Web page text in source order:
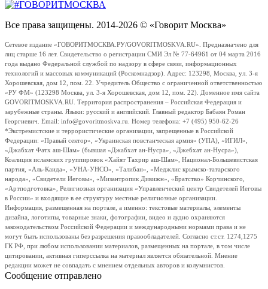
Все права защищены. 2014-2026 © «Говорит Москва»
Сетевое издание «ГОВОРИТМОСКВА.РУ/GOVORITMOSKVA.RU». Предназначено для
лиц старше 16 лет. Свидетельство о регистрации СМИ Эл № 77-64961 от 04 марта 2016
года выдано Федеральной службой по надзору в сфере связи, информационных
технологий и массовых коммуникаций (Роскомнадзор). Адрес: 123298, Москва, ул. 3-я
Хорошевская, дом 12, пом. 22. Учредитель Общество с ограниченной ответственностью
«РУ ФМ» (123298 Москва, ул. 3-я Хорошевская, дом 12, пом. 22). Доменное имя сайта
GOVORITMOSKVA.RU. Территория распространения – Российская Федерация и
зарубежные страны. Языки: русский и английский. Главный редактор Бабаян Роман
Георгиевич. Email: info@govoritmoskva.ru. Номер телефона: +7 (495) 950-62-26
*Экстремистские и террористические организации, запрещенные в Российской
Федерации: «Правый сектор», «Украинская повстанческая армия» (УПА), «ИГИЛ»,
«Джабхат Фатх аш-Шам» (бывшая «Джабхат ан-Нусра», «Джебхат ан-Нусра»),
Коалиция исламских группировок «Хайят Тахрир аш-Шам», Национал-Большевистская
партия, «Аль-Каида», «УНА-УНСО», «Талибан», «Меджлис крымско-татарского
народа», «Свидетели Иеговы», «Мизантропик Дивижн», «Братство» Корчинского,
«Артподготовка», Религиозная организация «Управленческий центр Свидетелей Иеговы
в России» и входящие в ее структуру местные религиозные организации.
Информация, размещенная на портале, а именно: текстовые материалы, элементы
дизайна, логотипы, товарные знаки, фотографии, видео и аудио охраняются
законодательством Российской Федерации и международными нормами права и не
могут быть использованы без разрешения правообладателей. Согласно ст.ст. 1274,1275
ГК РФ, при любом использовании материалов, размещенных на портале, в том числе
цитировании, активная гиперссылка на материал является обязательной. Мнение
редакции может не совпадать с мнением отдельных авторов и колумнистов.
Сообщение отправлено